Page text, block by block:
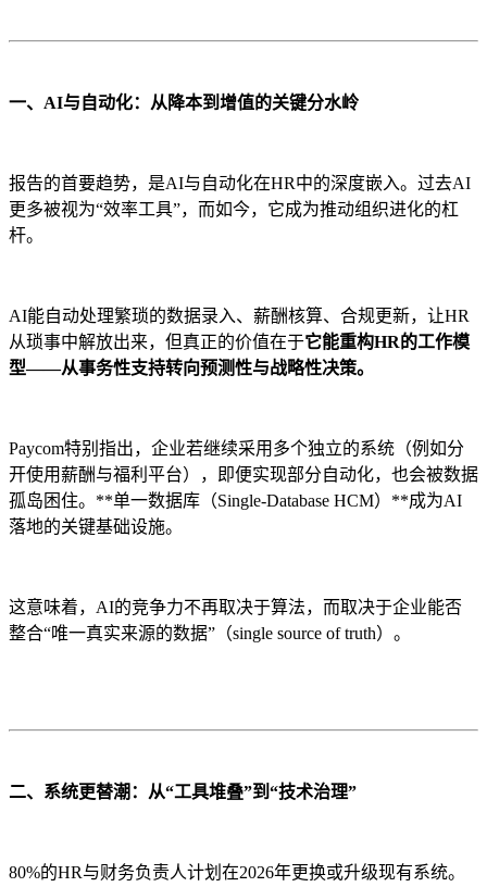
一、AI与自动化：从降本到增值的关键分水岭
报告的首要趋势，是AI与自动化在HR中的深度嵌入。过去AI
更多被视为“效率工具”，而如今，它成为推动组织进化的杠
杆。
AI能自动处理繁琐的数据录入、薪酬核算、合规更新，让HR
从琐事中解放出来，但真正的价值在于它能重构HR的工作模
型——从事务性支持转向预测性与战略性决策。
Paycom特别指出，企业若继续采用多个独立的系统（例如分
开使用薪酬与福利平台），即便实现部分自动化，也会被数据
孤岛困住。**单一数据库（Single-Database HCM）**成为AI
落地的关键基础设施。
这意味着，AI的竞争力不再取决于算法，而取决于企业能否
整合“唯一真实来源的数据”（single source of truth）。
二、系统更替潮：从“工具堆叠”到“技术治理”
80%的HR与财务负责人计划在2026年更换或升级现有系统。